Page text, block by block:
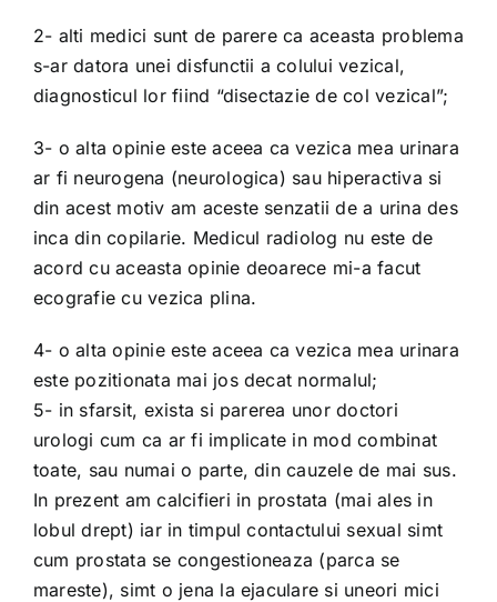
2- alti medici sunt de parere ca aceasta problema
s-ar datora unei disfunctii a colului vezical,
diagnosticul lor fiind “disectazie de col vezical”;
3- o alta opinie este aceea ca vezica mea urinara
ar fi neurogena (neurologica) sau hiperactiva si
din acest motiv am aceste senzatii de a urina des
inca din copilarie. Medicul radiolog nu este de
acord cu aceasta opinie deoarece mi-a facut
ecografie cu vezica plina.
4- o alta opinie este aceea ca vezica mea urinara
este pozitionata mai jos decat normalul;
5- in sfarsit, exista si parerea unor doctori
urologi cum ca ar fi implicate in mod combinat
toate, sau numai o parte, din cauzele de mai sus.
In prezent am calcifieri in prostata (mai ales in
lobul drept) iar in timpul contactului sexual simt
cum prostata se congestioneaza (parca se
mareste), simt o jena la ejaculare si uneori mici